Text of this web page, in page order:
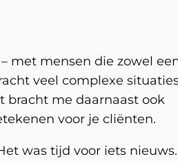
met mensen die zowel
veel complexe
bracht me daarnaast ook
voor je cliënten.
was tijd voor iets